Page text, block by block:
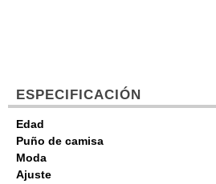
ESPECIFICACIÓN
Edad
Puño de camisa
Moda
Ajuste